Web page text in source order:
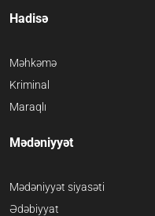
Hadisə
Məhkəmə
Kriminal
Maraqlı
Mədəniyyət
Mədəniyyət siyasəti
Ədəbiyyat